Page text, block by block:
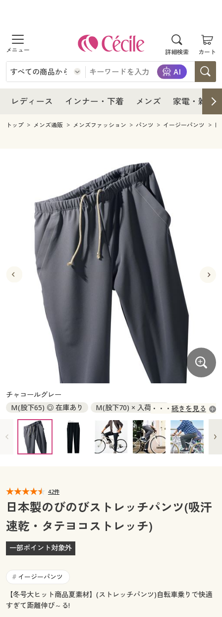
詳細検索 カート
商品を探す
レディース
レディースファッション
インナー・下着
インナー・下着通販すべて
ジュニア・ティーンズ下着
メンズ
メンズ下着
キッチン・雑貨・日用品
寝具・インテリア・家具
寝具・インテリア・家具通販すべて
家具・収納
寝具・ベッド
カーテン・ラグ・ファブリック
美容・健康
美容・健康通販すべて
美容・健康・サプリメント
制服・スクール
制服・スクールすべて
制服・学生服
ジュニア・ティーンズ下着
大きいサイズ
大きいサイズ通販すべて
大きいサイズ レディース服
大きいサイズ レディース下着
大きいサイズ メンズ
大きいサイズ 事務・制服
バーゲン
バーゲンセール
シークレットセール
商品カテゴリ一覧
カタログ・チラシからのご注文
デジタルカタログ
カタログ無料プレゼント
マイページ
閲覧履歴
お気に入り
サポート
ご利用ガイド
レディース インナー・下着 メンズ 家電・雑貨
レディース
レディース通販すべて
レディースファッション
インナー・下着
インナー・下着通販すべて
メンズ
キッチン・雑貨・日用品
寝具・インテリア・家具通販すべて
家具・収納
寝具・ベッド
カーテン・ラグ・ファブリック
美容・健康通販すべて
美容・健康・サプリメント
制服・スクール
制服・スクールすべて
制服・学生服
ジュニア・ティーンズ下着
大きいサイズ
大きいサイズ通販すべて
大きいサイズ レディース服
大きいサイズ レディース下着
大きいサイズ メンズ
大きいサイズ 事務・制服
バーゲン
バーゲンセール
シークレットセール
詳細検索
商品カテゴリ一覧
カタログ・チラシからのご注文
デジタルカタログ
カタログ無料プレゼント
会員メニュー
閲覧履歴
お気に入り
サポート
よくある質問とお問い合わせ
トップ メンズ通販 メンズファッション パンツ イージーパンツ
チャコールグレー
M(股下65) ◎ 在庫あり
M(股下70) × 入荷未定
M(股下75) ◎ 在庫あり
L(股下65) ◎ 在庫あり
L(股下70) ◎ 在庫あり
L(股下75) ◎ 在庫あり
LL(股下65) ◎ 在庫あり
LL(股下70) ◎ 在庫あり
5L(股下75) ○ 在庫わずか
続きを見る
42件
日本製のびのびストレッチパンツ(吸汗
速乾・タテヨコストレッチ)
一部ポイント対象外
# イージーパンツ
【冬号大ヒット商品夏素材】(ストレッチパンツ)自転車乗りで快適
すぎて距離伸び～る!